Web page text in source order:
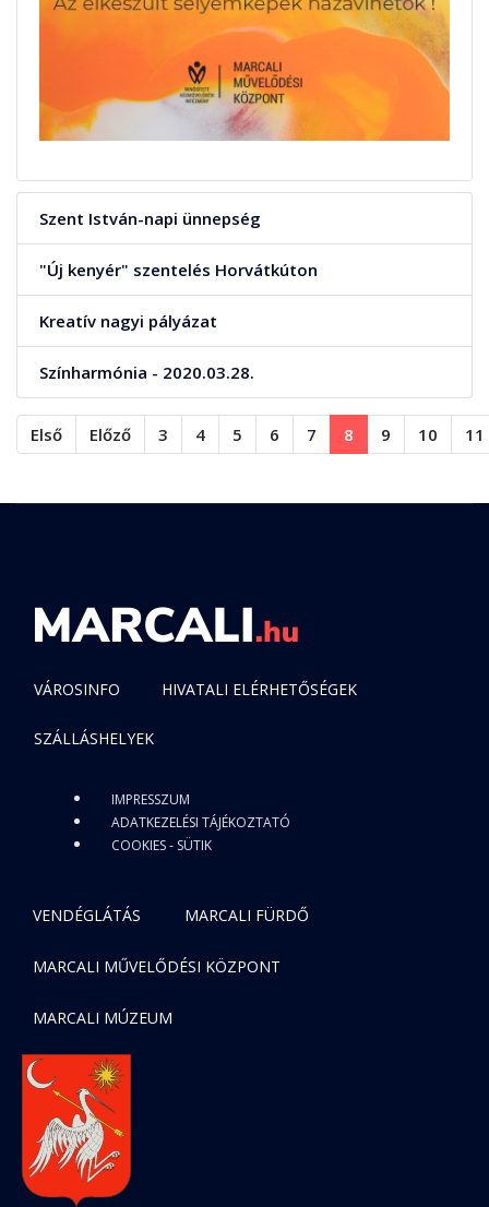
Szent István-napi ünnepség
"Új kenyér" szentelés Horvátkúton
Kreatív nagyi pályázat
Színharmónia - 2020.03.28.
Első Előző 3 4 5 6 7 8 9 10 11
VÁROSINFO HIVATALI ELÉRHETŐSÉGEK
SZÁLLÁSHELYEK
IMPRESSZUM
ADATKEZELÉSI TÁJÉKOZTATÓ
COOKIES - SÜTIK
VENDÉGLÁTÁS MARCALI FÜRDŐ
MARCALI MŰVELŐDÉSI KÖZPONT
MARCALI MÚZEUM